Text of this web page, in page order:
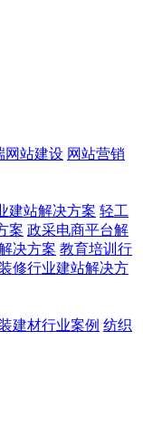
网站建设 网站营销
建站解决方案 轻工
案 政采电商平台解
决方案 教育培训行
修行业建站解决方
建材行业案例 纺织